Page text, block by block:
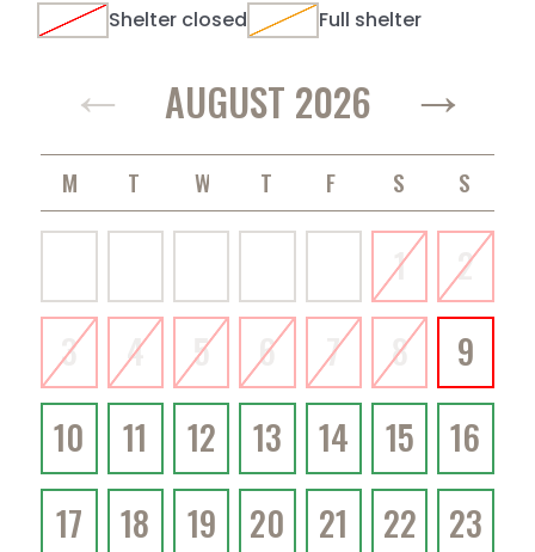
Shelter closed
Full shelter
← AUGUST 2026 →
1
2
3
4 5 6 7 8
9
10
11 12 13 14 15
16
17
18 19 20 21 22 23